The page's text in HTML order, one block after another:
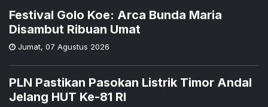
Festival Golo Koe: Arca Bunda Maria
Disambut Ribuan Umat
Jumat, 07 Agustus 2026
PLN Pastikan Pasokan Listrik Timor Andal
Jelang HUT Ke-81 RI